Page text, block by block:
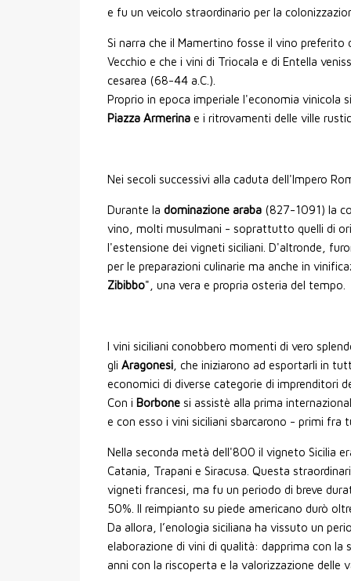
e fu un veicolo straordinario per la
Si narra che il Mamertino fosse il vino preferito
Vecchio e che i vini di Triocala e di Entella
cesarea (68-44 a.C.).
Proprio in epoca imperiale l'economia vinicola
Piazza Armerina e i ritrovamenti delle ville
Nei secoli successivi alla caduta dell'Impero
Durante la dominazione araba (827-1091) la
vino, molti musulmani - soprattutto quelli di
l'estensione dei vigneti siciliani. D'altronde,
per le preparazioni culinarie ma anche in
Zibibbo", una vera e propria osteria del tempo.
I vini siciliani conobbero momenti di vero
gli Aragonesi , che iniziarono ad esportarli in
economici di diverse categorie di imprenditori
Con i Borbone si assistè alla prima
e con esso i vini siciliani sbarcarono - primi
Nella seconda metà dell'800 il vigneto Sicilia
Catania, Trapani e Siracusa. Questa
vigneti francesi, ma fu un periodo di breve
50%. Il reimpianto su piede americano durò
Da allora, l’enologia siciliana ha vissuto un
elaborazione di vini di qualità: dapprima con
anni con la riscoperta e la valorizzazione delle